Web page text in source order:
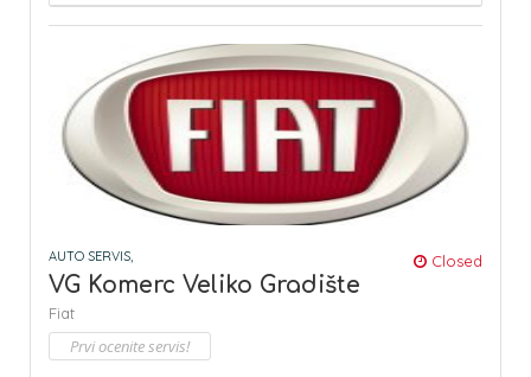
AUTO SERVIS, Closed
VG Komerc Veliko Gradište
Fiat
Prvi ocenite servis!